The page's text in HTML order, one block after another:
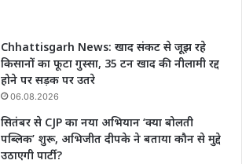
Chhattisgarh News: खाद संकट से जूझ रहे
किसानों का फूटा गुस्सा, 35 टन खाद की नीलामी रद्द
होने पर सड़क पर उतरे
06.08.2026
सितंबर से CJP का नया अभियान ‘क्या बोलती
पब्लिक’ शुरू, अभिजीत दीपके ने बताया कौन से मुद्दे
उठाएगी पार्टी?